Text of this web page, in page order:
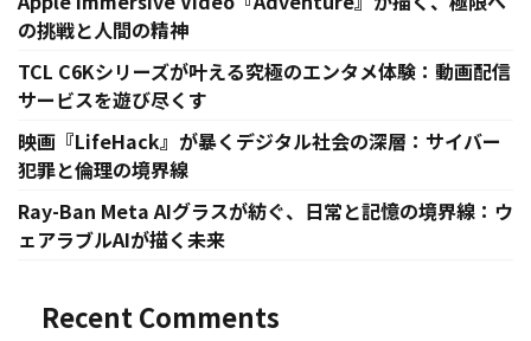
の挑戦と人間の精神
TCL C6Kシリーズが叶える究極のエンタメ体験：動画配信
サービスを遊び尽くす
映画『LifeHack』が暴くデジタル社会の深層：サイバー
犯罪と倫理の境界線
Ray-Ban Meta AIグラスが紡ぐ、日常と記憶の境界線：ウ
ェアラブルAIが描く未来
Recent Comments